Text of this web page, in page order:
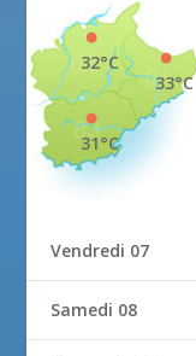
33°C
32°C
31°C
Vendredi 07
Samedi 08